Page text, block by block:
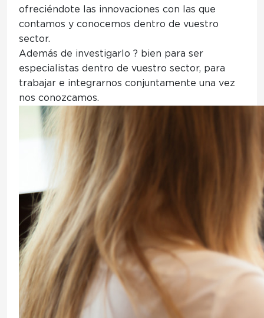
ofreciéndote las innovaciones con las que
contamos y conocemos dentro de vuestro
sector.
Además de investigarlo ? bien para ser
especialistas dentro de vuestro sector, para
trabajar e integrarnos conjuntamente una vez
nos conozcamos.